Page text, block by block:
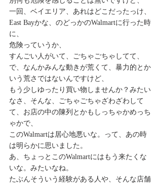
一回、ベイエリア、あれはどこだったっけ、
East Bayかな、のどっかのWalmartに行った時
に、
危険っていうか、
すんごい人がいて、ごちゃごちゃしてて、
で、なんかみんな動きが荒くて、暴力的とか
いう荒さではないんですけど、
もう少しゆったり買い物しませんか？みたい
なさ、そんな、ごちゃごちゃざわざわして
て、お店の中の陳列とかもしっちゃかめっち
ゃかで、
このWalmartは居心地悪いな。って、あの時
は明らかに思いました。
あ、ちょっとこのWalmartにはもう来たくな
いな。みたいなね。
たぶんそういう経験がある人や、そんな店舗